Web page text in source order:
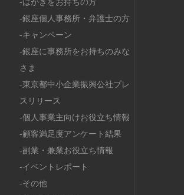
はがきをお持ちの方
銀座個人事務所・弁護士の方
キャンペーン
銀座に事務所をお持ちのみな
さま
東京都中小企業振興公社プレ
スリリース
個人事業主向けお役立ち情報
顧客満足度アンケート結果
副業・兼業お役立ち情報
イベントレポート
その他